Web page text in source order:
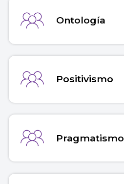
Ontología
Positivismo
Pragmatismo